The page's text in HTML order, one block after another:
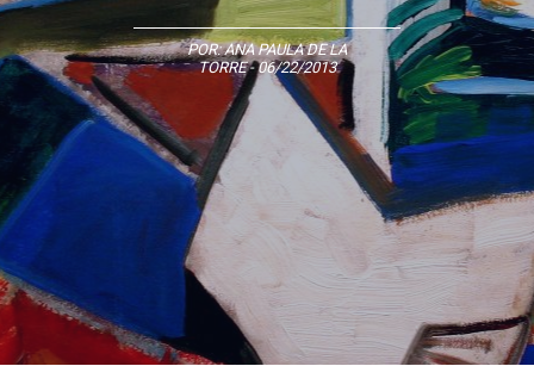
POR:ANA PAULA DE LA
TORRE- 06/22/2013